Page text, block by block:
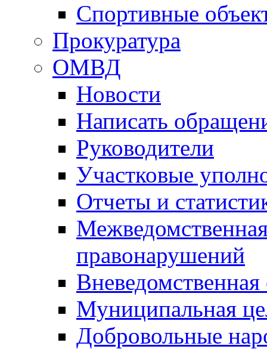
Спортивные
Прокуратура
ОМВД
Новости
Написать
Руководители
Участковые
Отчеты и
правонарушений
Вневедомственная
Муниципальная
Добровольные